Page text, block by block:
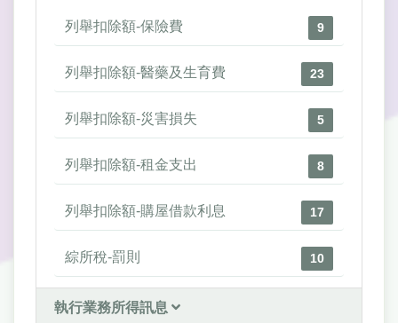
列舉扣除額-保險費 9
列舉扣除額-醫藥及生育費 23
列舉扣除額-災害損失 5
列舉扣除額-租金支出 8
列舉扣除額-購屋借款利息 17
綜所稅-罰則 10
執行業務所得訊息